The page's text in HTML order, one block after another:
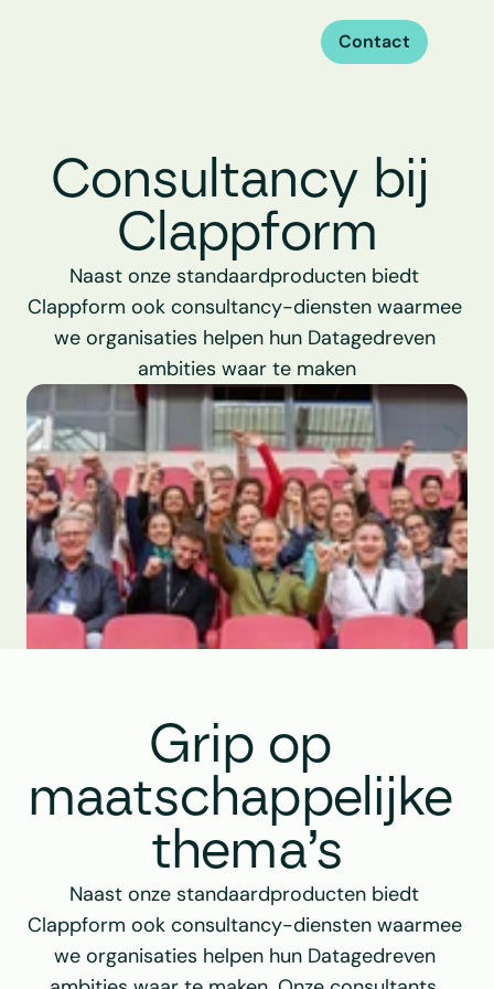
Contact
Consultancy bij
Clappform
Naast onze standaardproducten biedt
Clappform ook consultancy-diensten waarmee
we organisaties helpen hun Datagedreven
ambities waar te maken
Grip op
maatschappelijke
thema’s
Naast onze standaardproducten biedt
Clappform ook consultancy-diensten waarmee
we organisaties helpen hun Datagedreven